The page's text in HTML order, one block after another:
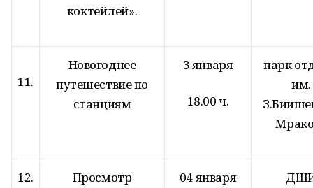
коктейлей».
11.
Новогоднее
путешествие по
станциям
3 января
18.00 ч.
парк
им.
12.
Просмотр
04 января